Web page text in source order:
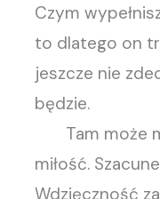
Czym
to dlatego on
jeszcze nie
będzie.
Tam może
miłość.
Wdzięczność